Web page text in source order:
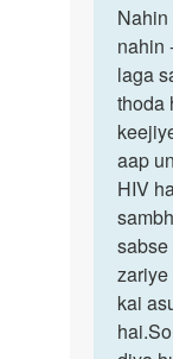
Nahin
beta,
nakhoon
ka
koi…
nahin
laga
thoda
aap
HIV
kai